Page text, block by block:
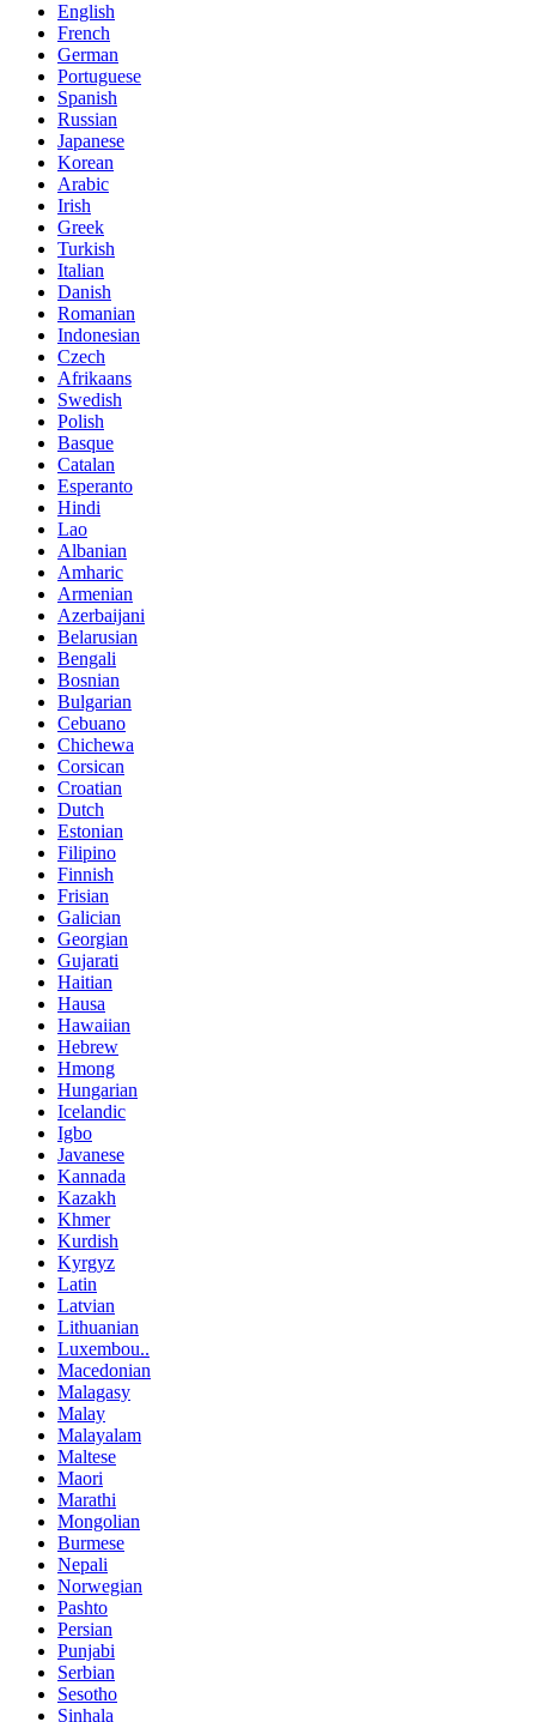
English
French
German
Portuguese
Spanish
Russian
Japanese
Korean
Arabic
Irish
Greek
Turkish
Italian
Danish
Romanian
Indonesian
Czech
Afrikaans
Swedish
Polish
Basque
Catalan
Esperanto
Hindi
Lao
Albanian
Amharic
Armenian
Azerbaijani
Belarusian
Bengali
Bosnian
Bulgarian
Cebuano
Chichewa
Corsican
Croatian
Dutch
Estonian
Filipino
Finnish
Frisian
Galician
Georgian
Gujarati
Haitian
Hausa
Hawaiian
Hebrew
Hmong
Hungarian
Icelandic
Igbo
Javanese
Kannada
Kazakh
Khmer
Kurdish
Kyrgyz
Latin
Latvian
Lithuanian
Luxembou..
Macedonian
Malagasy
Malay
Malayalam
Maltese
Maori
Marathi
Mongolian
Burmese
Nepali
Norwegian
Pashto
Persian
Punjabi
Serbian
Sesotho
Sinhala